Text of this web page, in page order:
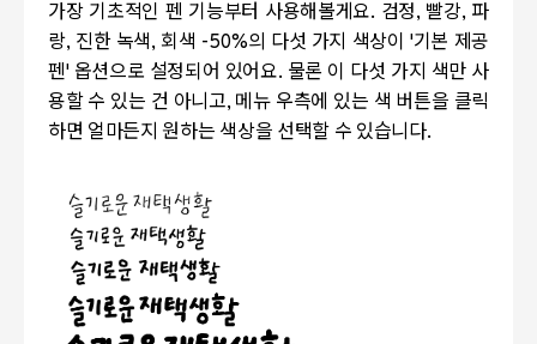
가장 기초적인 펜 기능부터 사용해볼게요. 검정, 빨강, 파
랑, 진한 녹색, 회색 -50%의 다섯 가지 색상이 '기본 제공
펜' 옵션으로 설정되어 있어요. 물론 이 다섯 가지 색만 사
용할 수 있는 건 아니고, 메뉴 우측에 있는 색 버튼을 클릭
하면 얼마든지 원하는 색상을 선택할 수 있습니다.